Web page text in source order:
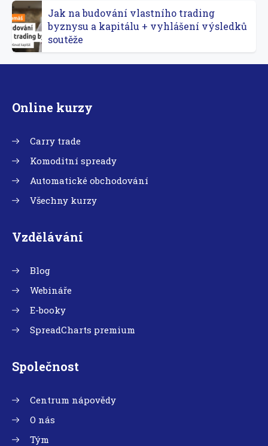
Jak na budování vlastního trading
byznysu a kapitálu + vyhlášení výsledků
soutěže
Online kurzy
Carry trade
Komoditní spready
Automatické obchodování
Všechny kurzy
Vzdělávání
Blog
Webináře
E-booky
SpreadCharts premium
Společnost
Centrum nápovědy
O nás
Tým